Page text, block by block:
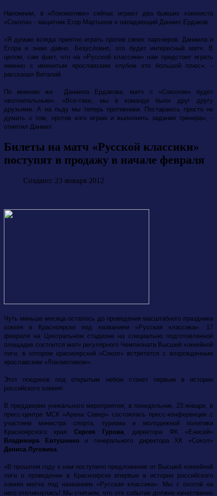
Напомним, в «Локомотиве» сейчас играют два бывших хоккеиста
«Сокола» - защитник Егор Мартынов и нападающий Даниил Ердаков.
«Я думаю всегда приятно играть против своих партнеров. Даниила и
Егора я знаю давно. Безусловно, это будет интересный матч. В
целом, сам факт, что на «Русской классике» нам предстоит играть
именно с именитым ярославским клубом это большой плюс», -
рассказал Виталий.
По мнению же Даниила Ердакова, матч с «Соколом» будет
«волнительным». «Все-таки, мы в команде были друг другу
друзьями. А на льду мы теперь противники. Постараюсь просто не
думать о том, против кого играю и выполнять задания тренера», -
отметил Даниил.
Билеты на матч «Русской классики»
поступят в продажу в начале февраля
Создано: 23 января 2012
Чуть меньше месяца осталось до проведения масштабного праздника
хоккея в Красноярске под названием «Русская классика». 17
февраля на Центральном стадионе на специально подготовленной
площадке состоится матч регулярного Чемпионата Высшей хоккейной
лиги, в котором красноярский «Сокол» встретится с возрожденным
ярославским «Локомотивом».
Этот поединок под открытым небом станет первым в истории
российского хоккея!
В преддверии уникального мероприятия, в понедельник, 23 января, в
пресс-центре МСК «Арена Север» состоялась пресс-конференция с
участием министра спорта, туризма и молодежной политики
Красноярского края Сергея Гурова , директора ФК «Енисей»
Владимира Евтушенкои генерального директора ХК «Сокол»
Дениса Луговика
«В прошлом году к нам поступило предложение от Высшей хоккейной
лиги о проведении в Красноярске впервые в истории российского
хоккея матча под названием «Русская классика». Мы с охотой на
него откликнулись! Мы считаем, что это событие должно качественно